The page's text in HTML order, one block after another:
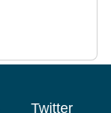
Twitter